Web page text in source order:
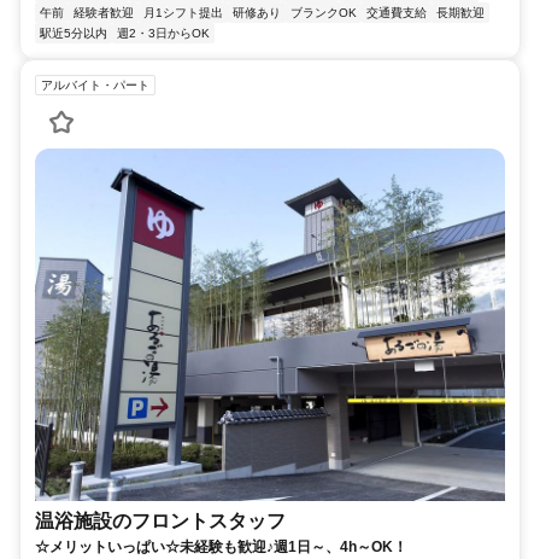
午前
経験者歓迎 月1シフト提出 研修あり ブランクOK 交通費支給
長期歓迎
駅近5分以内
週2・3日からOK
アルバイト・パート
温浴施設のフロントスタッフ
☆メリットいっぱい☆未経験も歓迎♪週1日～、4h～OK！